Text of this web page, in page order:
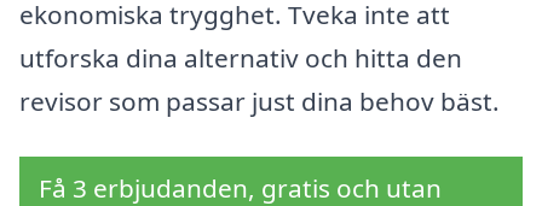
ekonomiska trygghet. Tveka inte att
utforska dina alternativ och hitta den
revisor som passar just dina behov bäst.
Få 3 erbjudanden, gratis och utan